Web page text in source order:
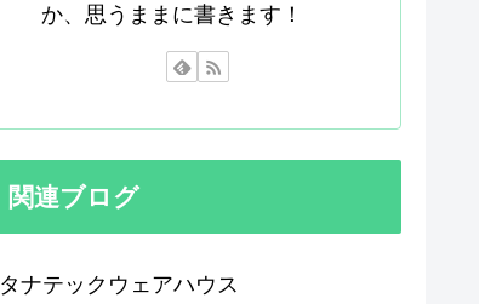
か、思うままに書きます！
関連ブログ
タナテックウェアハウス